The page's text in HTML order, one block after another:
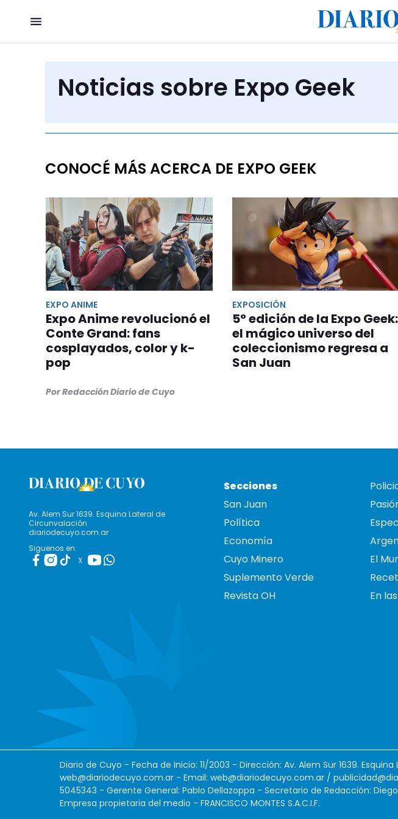
Noticias sobre Expo Geek
CONOCÉ MÁS ACERCA DE EXPO GEEK
EXPO ANIME
Expo Anime revolucionó el
Conte Grand: fans
cosplayados, color y k-
pop
Por Redacción Diario de Cuyo
EXPOSICIÓN
5° edición de la Expo Geek:
el mágico universo del
coleccionismo regresa a
San Juan
Av. Alem Sur 1639. Esquina Lateral de
Circunvalación
diariodecuyo.com.ar
Siguenos en:
X
Secciones
San Juan
Política
Economía
Cuyo Minero
Suplemento Verde
Revista OH
El
En
Diario de Cuyo - Fecha de Inicio: 11/2003 - Dirección: Av. Alem Sur 1639.
web@diariodecuyo.com.ar - Email: web@diariodecuyo.com.ar /
5045343 - Gerente General: Pablo Dellazoppa - Secretario de Redacción:
Empresa propietaria del medio - FRANCISCO MONTES S.A.C.I.F.